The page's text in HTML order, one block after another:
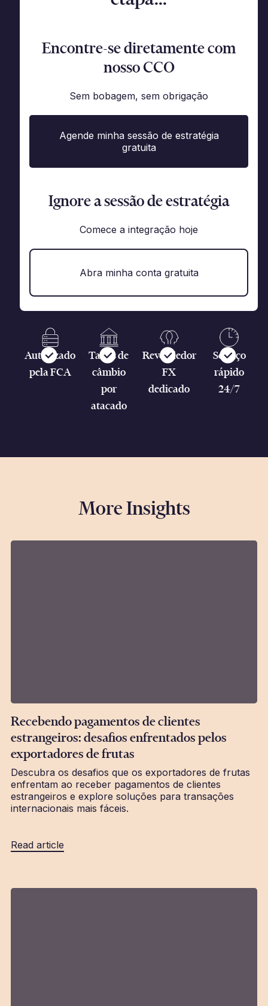
Encontre-se diretamente com
nosso CCO
Sem bobagem, sem obrigação
Agende minha sessão de estratégia
gratuita
Ignore a sessão de estratégia
Comece a integração hoje
Abra minha conta gratuita
Autorizado
pela FCA
Taxas de
câmbio
por
atacado
Revendedor
FX
dedicado
Serviço
rápido
24/7
More Insights
Recebendo pagamentos de clientes
estrangeiros: desafios enfrentados pelos
exportadores de frutas
Descubra os desafios que os exportadores de frutas
enfrentam ao receber pagamentos de clientes
estrangeiros e explore soluções para transações
internacionais mais fáceis.
Read article